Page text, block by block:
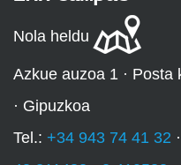
Nola heldu
Azkue auzoa 1 · Posta
· Gipuzkoa
Tel.: +34 943 74 41 32 ·